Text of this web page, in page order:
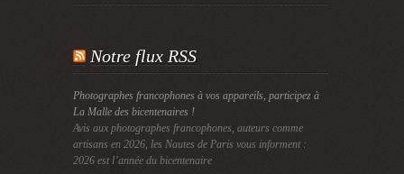
Notre flux RSS
Photographes francophones à vos appareils, participez à
La Malle des bicentenaires !
Avis aux photographes francophones, auteurs comme
artisans en 2026, les Nautes de Paris vous informent :
2026 est l’année du bicentenaire